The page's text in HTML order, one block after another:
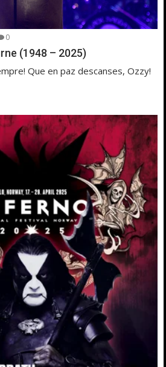
0
(1948 – 2025)
Que en paz descanses, Ozzy!